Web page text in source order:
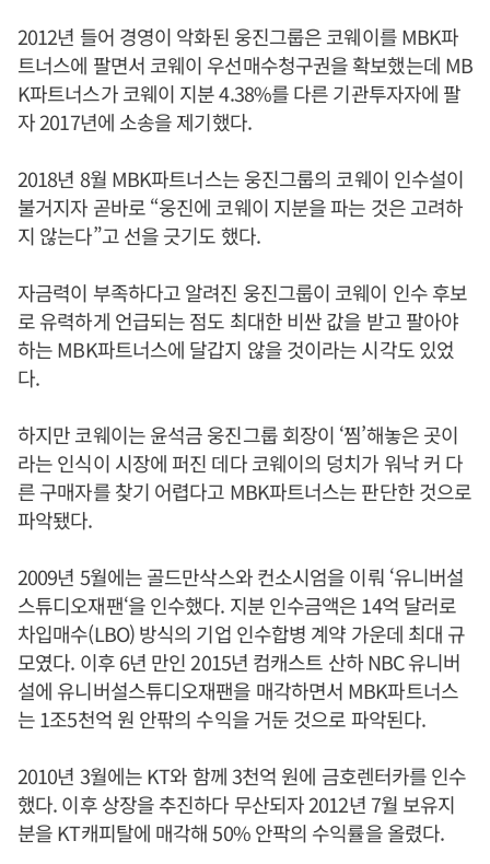
2012년 들어 경영이 악화된 웅진그룹은 코웨이를 MBK파
트너스에 팔면서 코웨이 우선매수청구권을 확보했는데 MB
K파트너스가 코웨이 지분 4.38%를 다른 기관투자자에 팔
자 2017년에 소송을 제기했다.
2018년 8월 MBK파트너스는 웅진그룹의 코웨이 인수설이
불거지자 곧바로 “웅진에 코웨이 지분을 파는 것은 고려하
지 않는다”고 선을 긋기도 했다.
자금력이 부족하다고 알려진 웅진그룹이 코웨이 인수 후보
로 유력하게 언급되는 점도 최대한 비싼 값을 받고 팔아야
하는 MBK파트너스에 달갑지 않을 것이라는 시각도 있었
다.
하지만 코웨이는 윤석금 웅진그룹 회장이 ‘찜’해놓은 곳이
라는 인식이 시장에 퍼진 데다 코웨이의 덩치가 워낙 커 다
른 구매자를 찾기 어렵다고 MBK파트너스는 판단한 것으로
파악됐다.
2009년 5월에는 골드만삭스와 컨소시엄을 이뤄 ‘유니버설
스튜디오재팬‘을 인수했다. 지분 인수금액은 14억 달러로
차입매수(LBO) 방식의 기업 인수합병 계약 가운데 최대 규
모였다. 이후 6년 만인 2015년 컴캐스트 산하 NBC 유니버
설에 유니버설스튜디오재팬을 매각하면서 MBK파트너스
는 1조5천억 원 안팎의 수익을 거둔 것으로 파악된다.
2010년 3월에는 KT와 함께 3천억 원에 금호렌터카를 인수
했다. 이후 상장을 추진하다 무산되자 2012년 7월 보유지
분을 KT캐피탈에 매각해 50% 안팍의 수익률을 올렸다.